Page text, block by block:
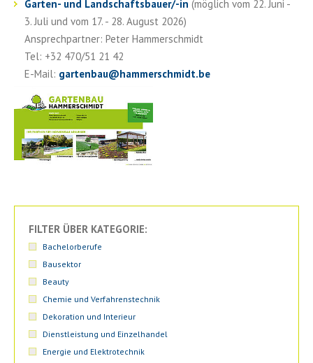
Garten- und Landschaftsbauer/-in (möglich vom 22. Juni -
3. Juli und vom 17. - 28. August 2026)
Ansprechpartner: Peter Hammerschmidt
Tel: +32 470/51 21 42
E-Mail: gartenbau@hammerschmidt.be
FILTER ÜBER KATEGORIE:
Bachelorberufe
Bausektor
Beauty
Chemie und Verfahrenstechnik
Dekoration und Interieur
Dienstleistung und Einzelhandel
Energie und Elektrotechnik